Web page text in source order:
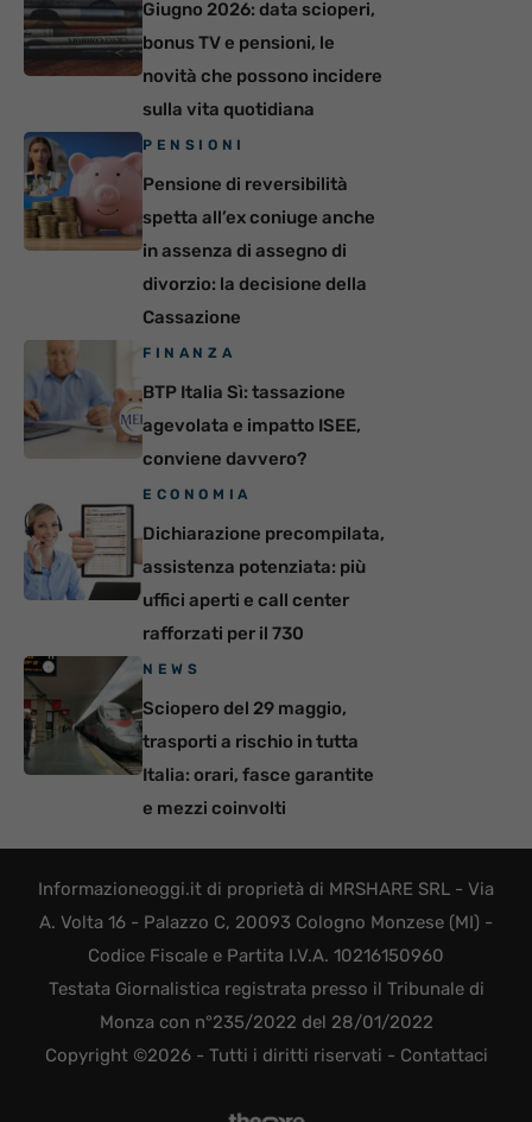
Giugno 2026: data scioperi,
bonus TV e pensioni, le
novità che possono incidere
sulla vita quotidiana
PENSIONI
Pensione di reversibilità
spetta all’ex coniuge anche
in assenza di assegno di
divorzio: la decisione della
Cassazione
FINANZA
BTP Italia Sì: tassazione
agevolata e impatto ISEE,
conviene davvero?
ECONOMIA
Dichiarazione precompilata,
assistenza potenziata: più
uffici aperti e call center
rafforzati per il 730
NEWS
Sciopero del 29 maggio,
trasporti a rischio in tutta
Italia: orari, fasce garantite
e mezzi coinvolti
Informazioneoggi.it di proprietà di MRSHARE SRL - Via
A. Volta 16 - Palazzo C, 20093 Cologno Monzese (MI) -
Codice Fiscale e Partita I.V.A. 10216150960
Testata Giornalistica registrata presso il Tribunale di
Monza con n°235/2022 del 28/01/2022
Copyright ©2026 - Tutti i diritti riservati - Contattaci